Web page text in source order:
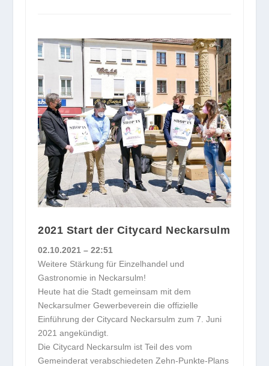
2021 Start der Citycard Neckarsulm
02.10.2021 – 22:51
Weitere Stärkung für Einzelhandel und
Gastronomie in Neckarsulm!
Heute hat die Stadt gemeinsam mit dem
Neckarsulmer Gewerbeverein die offizielle
Einführung der Citycard Neckarsulm zum 7. Juni
2021 angekündigt.
Die Citycard Neckarsulm ist Teil des vom
Gemeinderat verabschiedeten Zehn-Punkte-Plans